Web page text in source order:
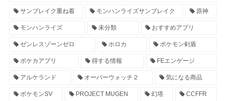
サンブレイク重ね着 モンハンライズサンブレイク 原神
モンハンライズ 未分類 おすすめアプリ
ゼンレスゾーンゼロ ホロカ ポケモン剣盾
ポケカアプリ 得する情報 FEエンゲージ
アルケランド オーバーウォッチ２ 気になる商品
ポケモンSV PROJECT MUGEN 幻塔 CCFFR